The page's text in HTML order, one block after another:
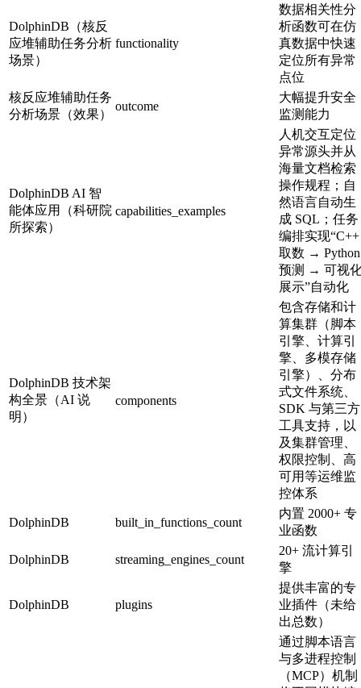
DolphinDB（核反
应堆辅助任务分析
场景）
functionality
数据相关性分
析函数可在仿
真数据中快速
定位所有异常
点位
核反应堆辅助任务
分析场景（效果）
outcome
大幅提升安全
监测能力
DolphinDB AI 智
能体应用（科研院
所探索）
capabilities_examples
人机交互定位
异常源头并从
海量文档检索
操作规程；自
然语言自动生
成 SQL；任务
编排实现“C++
取数 → Python
预测 → 可视
展示”自动化
DolphinDB 技术架
构全景（AI 说
明）
components
包含存储和计
算集群（脚本
引擎、计算引
擎、多模存储
引擎）、分布
式文件系统、
SDK 与第三方
工具支持，以
及集群管理、
权限控制、高
可用等运维监
控体系
DolphinDB built_in_functions_count
内置 2000+ 专
业函数
DolphinDB streaming_engines_count
20+ 流计算引
擎
DolphinDB plugins
提供丰富的专
业插件（未给
出总数）
通过脚本语言
与多进程控制
（MCP）机制